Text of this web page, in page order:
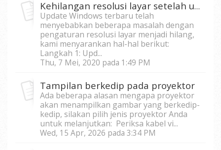
Kehilangan resolusi layar setelah update Windows 10
Update Windows terbaru telah
menyebabkan beberapa masalah dengan
pengaturan resolusi layar menjadi hilang,
kami menyarankan hal-hal berikut:
Langkah 1: Upd...
Thu, 7 Mei, 2020 pada 1:49 PM
Tampilan berkedip pada proyektor
Ada beberapa alasan mengapa proyektor
akan menampilkan gambar yang berkedip-
kedip, silakan pilih jenis proyektor Anda
untuk melanjutkan: Periksa kabel vi...
Wed, 15 Apr, 2026 pada 3:34 PM